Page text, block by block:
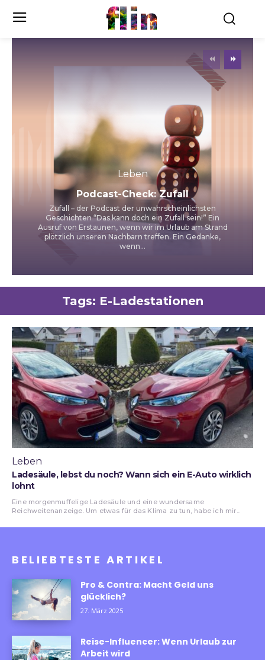
flin
Leben
Podcast-Check: Zufall
Zufall – der Podcast der unwahrscheinlichsten
Geschichten “Das kann doch ein Zufall sein!” Ein
Ausruf von Erstaunen, wenn wir im Urlaub am Strand
plötzlich unseren Nachbarn treffen. Ein Gedanke,
wenn...
Tags: E-Ladestationen
Leben
Ladesäule, lebst du noch? Wann sich ein E-Auto wirklich
lohnt
Eine morgenmuffelige Ladesäule und eine wundersame
Reichweitenanzeige. Um etwas für das Klima zu tun, habe ich mir...
BELIEBTESTE ARTIKEL
Pro & Contra: Macht Geld uns
glücklich?
27. März 2025
Reise-Influencer: Wenn Urlaub zur
Arbeit wird